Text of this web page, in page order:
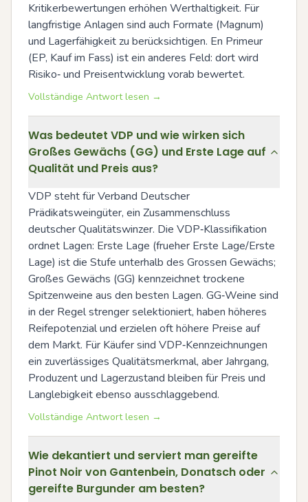
Kritikerbewertungen erhöhen Werthaltigkeit. Für
langfristige Anlagen sind auch Formate (Magnum)
und Lagerfähigkeit zu berücksichtigen. En Primeur
(EP, Kauf im Fass) ist ein anderes Feld: dort wird
Risiko‑ und Preisentwicklung vorab bewertet.
Vollständige Antwort lesen →
Was bedeutet VDP und wie wirken sich
Großes Gewächs (GG) und Erste Lage auf
Qualität und Preis aus?
VDP steht für Verband Deutscher
Prädikatsweingüter, ein Zusammenschluss
deutscher Qualitätswinzer. Die VDP‑Klassifikation
ordnet Lagen: Erste Lage (frueher Erste Lage/Erste
Lage) ist die Stufe unterhalb des Grossen Gewächs;
Großes Gewächs (GG) kennzeichnet trockene
Spitzenweine aus den besten Lagen. GG‑Weine sind
in der Regel strenger selektioniert, haben höheres
Reifepotenzial und erzielen oft höhere Preise auf
dem Markt. Für Käufer sind VDP‑Kennzeichnungen
ein zuverlässiges Qualitätsmerkmal, aber Jahrgang,
Produzent und Lagerzustand bleiben für Preis und
Langlebigkeit ebenso ausschlaggebend.
Vollständige Antwort lesen →
Wie dekantiert und serviert man gereifte
Pinot Noir von Gantenbein, Donatsch oder
gereifte Burgunder am besten?